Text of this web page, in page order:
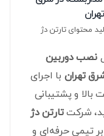
تهران
محتوای تارتن دژ
نصب دوربین
تهران با اجرای
بالا و پشتیبانی
شرکتتارتن دژ
بر تیمی حرفه‌ای و